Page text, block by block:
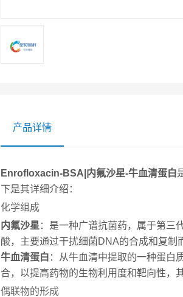
产品详情
Enrofloxacin-BSA|内氟沙星-牛血清蛋白
下是其详细介绍：
化学组成
内氟沙星 ：是一种广谱抗菌药，属于第三
酸，主要通过干扰细菌DNA的合成和复制
牛血清蛋白 ：从牛血清中提取的一种蛋白
合，以提高药物的生物利用度和靶向性，
偶联物的形成